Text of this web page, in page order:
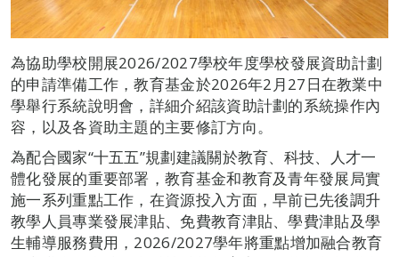
為協助學校開展2026/2027學校年度學校發展資助計劃
的申請準備工作，教育基金於2026年2月27日在教業中
學舉行系統說明會，詳細介紹該資助計劃的系統操作內
容，以及各資助主題的主要修訂方向。
為配合國家“十五五”規劃建議關於教育、科技、人才一
體化發展的重要部署，教育基金和教育及青年發展局實
施一系列重點工作，在資源投入方面，早前已先後調升
教學人員專業發展津貼、免費教育津貼、學費津貼及學
生輔導服務費用，2026/2027學年將重點增加融合教育